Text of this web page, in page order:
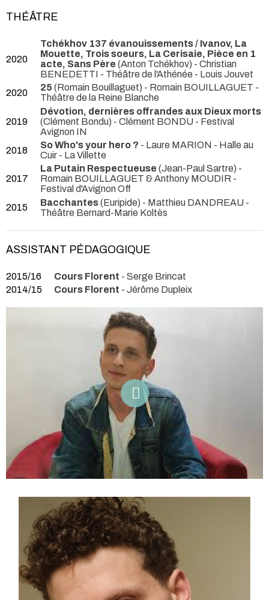
THÉÂTRE
2020
Tchékhov 137 évanouissements / Ivanov, La
Mouette, Trois soeurs, La Cerisaie, Pièce en 1
acte, Sans Père (Anton Tchékhov) - Christian
BENEDETTI - Théâtre de l'Athénée - Louis Jouvet
2020
25 (Romain Bouillaguet) - Romain BOUILLAGUET -
Théâtre de la Reine Blanche
2019
Dévotion, dernières offrandes aux Dieux morts
(Clément Bondu) - Clément BONDU - Festival
Avignon IN
2018
So Who's your hero ? - Laure MARION - Halle au
Cuir - La Villette
2017
La Putain Respectueuse (Jean-Paul Sartre) -
Romain BOUILLAGUET & Anthony MOUDIR -
Festival d'Avignon Off
2015
Bacchantes(Euripide) - Matthieu DANDREAU -
Théâtre Bernard-Marie Koltès
ASSISTANT PÉDAGOGIQUE
2015/16 Cours Florent - Serge Brincat
2014/15
Cours Florent - Jérôme Dupleix